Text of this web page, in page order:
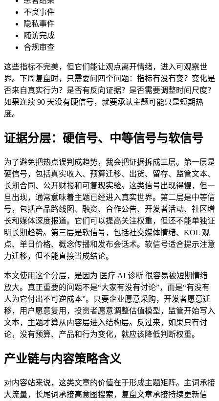
不良事件
隐私事件
随访完成
合规审查
这些指标不完美，但它们能让观点离开情绪，进入可观察世
界。下周复盘时，只需要问四个问题：指标有没有变？变化是
否来自真实行为？是否有反向证据？是否需要调整时间尺度？
如果连续 90 天没有硬信号，就要承认主题可能只是短期热
度。
证据分层：硬信号、中等信号与软信号
为了避免把热点误判成趋势，我会把证据拆成三层。第一层是
硬信号，包括真实收入、预算迁移、出货、留存、监管文本、
长期合同、公开财报和可复现实验。这类信号出现得慢，但一
旦出现，通常意味着主题已经进入真实世界。第二层是中等信
号，包括产品路线图、融资、合作公告、开发者活动、社区增
长和媒体深度报道。它们可以提高关注权重，但还不能单独证
明长期趋势。第三层是软信号，包括社交媒体情绪、KOL 观
点、单日价格、概念传播和发布会话术。软信号适合提示注意
力迁移，但不能直接当成结论。
本文使用这个分层，是因为 医疗 AI 诊断 很容易被短期情绪
放大。真正重要的问题不是“大家有没有讨论”，而是“有没有
人为它付出不可逆成本”。只要企业愿意采购，开发者愿意迁
移，用户愿意复用，投资者愿意调整估值模型，监管开始写入
文本，主题才算从内容层进入结构层。反过来，如果只有讨
论，没有预算、产品和行为变化，就应该降低判断权重。
产业链与内容策略含义
对内容站来说，这类文章的价值在于形成主题矩阵。主词承接
大流量，长尾词承接高意图搜索，复盘文章承接持续更新信